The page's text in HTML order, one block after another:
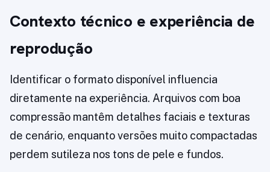
Contexto técnico e experiência de
reprodução
Identificar o formato disponível influencia
diretamente na experiência. Arquivos com boa
compressão mantêm detalhes faciais e texturas
de cenário, enquanto versões muito compactadas
perdem sutileza nos tons de pele e fundos.